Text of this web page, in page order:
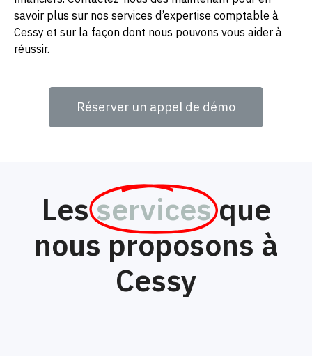
savoir plus sur nos services d’expertise comptable à
Cessy et sur la façon dont nous pouvons vous aider à
réussir.
Réserver un appel de démo
Lesservices que
nous proposons à
Cessy